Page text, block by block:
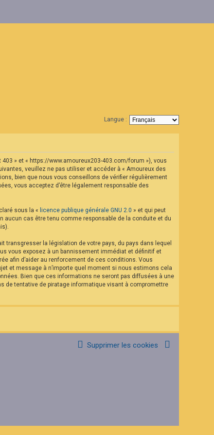
Langue :
403 » et « https://www.amoureux203-403.com/forum »), vous
veuillez ne pas utiliser et accéder à « Amoureux des
bien que nous vous conseillons de vérifier régulièrement
vous acceptez d’être légalement responsable des
sous la « licence publique générale GNU 2.0 » et qui peut
aucun cas être tenu comme responsable de la conduite et du
transgresser la législation de votre pays, du pays dans lequel
vous exposez à un bannissement immédiat et définitif et
afin d’aider au renforcement de ces conditions. Vous
et message à n’importe quel moment si nous estimons cela
Bien que ces informations ne seront pas diffusées à une
de tentative de piratage informatique visant à compromettre
Supprimer les cookies